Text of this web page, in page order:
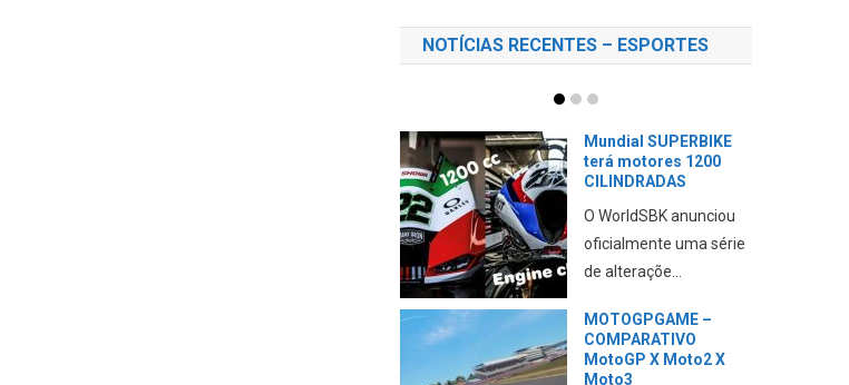
NOTÍCIAS RECENTES – ESPORTES
A DUCATI está a
VENDA?
nota sobre o assunto
CONFIRA essa m...
A DUCATI revela seu
PLANO para 2027
Aqui falamos da